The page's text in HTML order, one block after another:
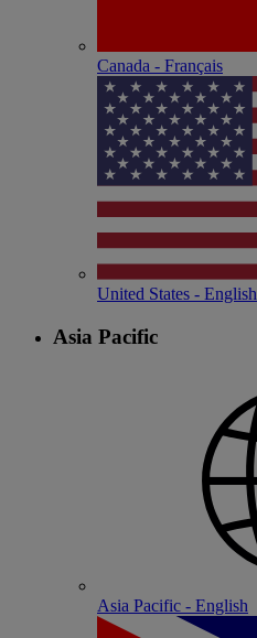
Canada - Français
United States - English
Asia Pacific
Asia Pacific - English